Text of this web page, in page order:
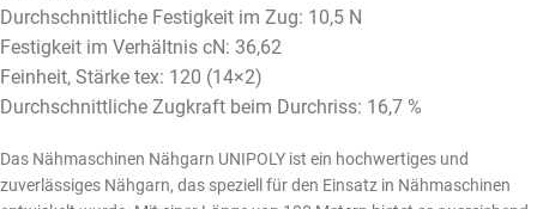
Durchschnittliche Festigkeit im Zug: 10,5 N
Festigkeit im Verhältnis cN: 36,62
Feinheit, Stärke tex: 120 (14×2)
Durchschnittliche Zugkraft beim Durchriss: 16,7 %
Das Nähmaschinen Nähgarn UNIPOLY ist ein hochwertiges und
zuverlässiges Nähgarn, das speziell für den Einsatz in Nähmaschinen